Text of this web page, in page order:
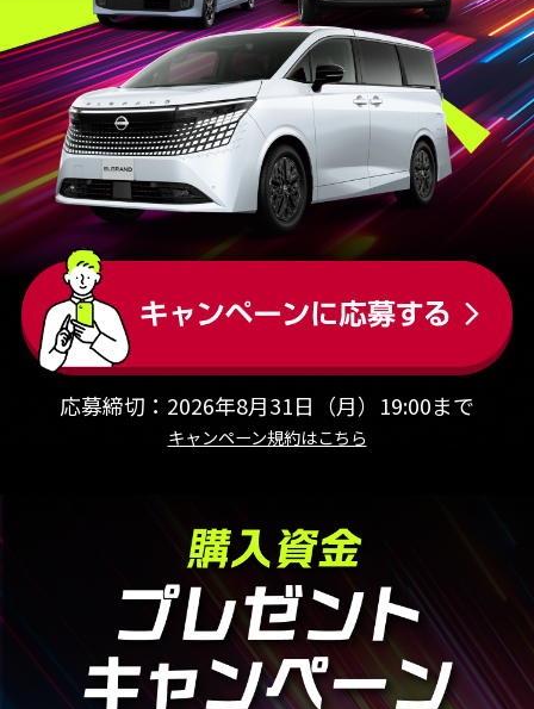
応募締切：2026年8月31日（月）19:00まで
キャンペーン規約はこちら